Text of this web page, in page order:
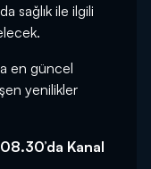
sağlık ile ilgili
en güncel
yenilikler
Kanal